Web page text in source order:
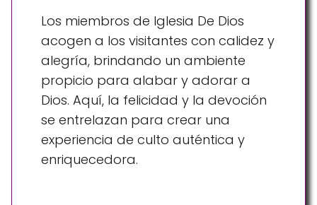
Los miembros de Iglesia De Dios
acogen a los visitantes con calidez y
alegría, brindando un ambiente
propicio para alabar y adorar a
Dios. Aquí, la felicidad y la devoción
se entrelazan para crear una
experiencia de culto auténtica y
enriquecedora.